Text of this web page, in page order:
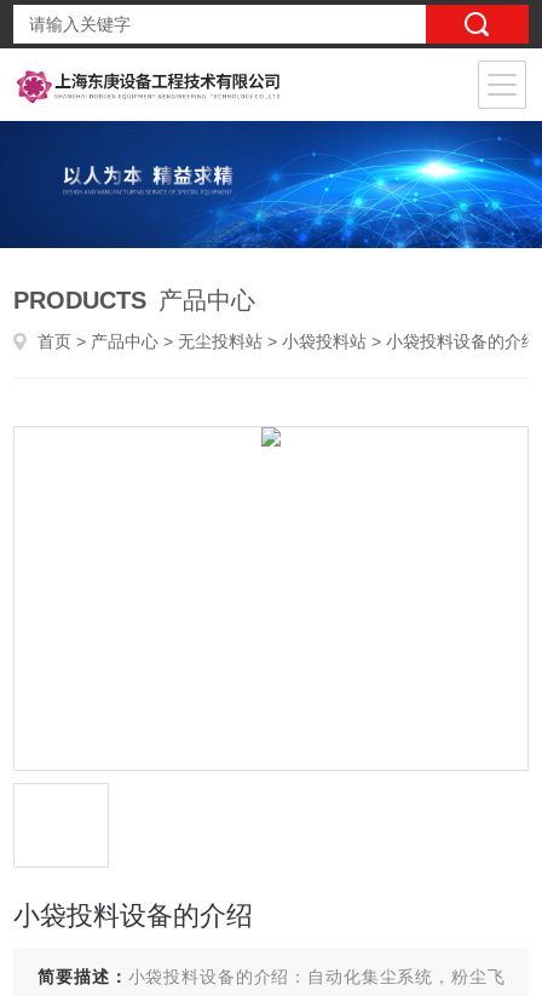
PRODUCTS 产品中心
首页 > 产品中心 >无尘投料站 >小袋投料站 > 小袋投料设备的介绍
小袋投料设备的介绍
简要描述： 小袋投料设备的介绍：自动化集尘系统，粉尘飞